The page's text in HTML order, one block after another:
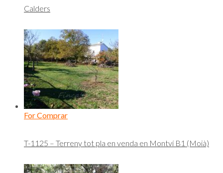
Calders
For Comprar
T-1125 – Terreny tot pla en venda en Montví B1 (Moià)